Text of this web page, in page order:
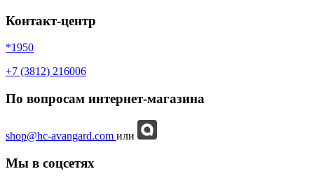
Контакт-центр
*1950
+7 (3812) 216006
По вопросам интернет-магазина
shop@hc-avangard.com или
Мы в соцсетях